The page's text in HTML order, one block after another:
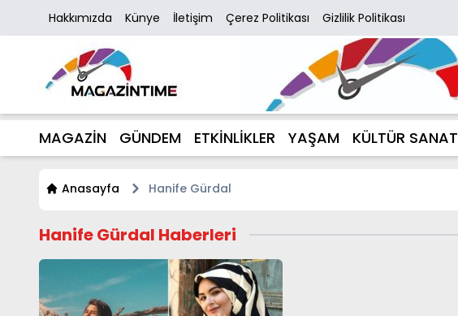
Hakkımızda Künye İletişim Çerez Politikası Gizlilik Politikası
MAGAZİN GÜNDEM ETKİNLİKLER YAŞAM KÜLTÜR SANAT
Anasayfa Hanife Gürdal
Hanife Gürdal Haberleri